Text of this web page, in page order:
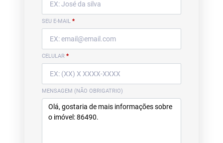
SEU E-MAIL *
CELULAR *
MENSAGEM (NÃO OBRIGATRIO)